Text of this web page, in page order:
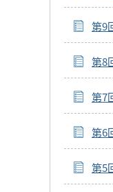
第9
第8
第7
第6
第5